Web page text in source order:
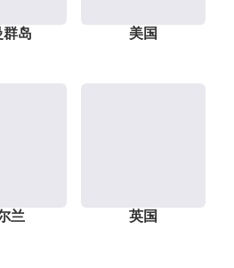
群岛 美国
兰 英国